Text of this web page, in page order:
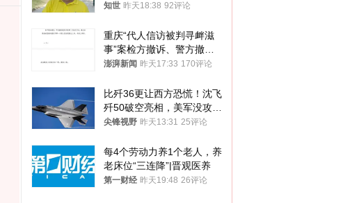
知世 昨天18:38 92评论
重庆“代人信访被判寻衅滋
事”案检方撤诉、警方撤
案，两被告人获国赔
澎湃新闻 昨天17:33 170评论
比歼36更让西方恐慌！沈飞
歼50破空亮相，美军没攻克
的技术被拿下
尖锋视野 昨天13:31 25评论
每4个劳动力养1个老人，养
老床位“三连降”|晋观医养
第一财经 昨天19:48 26评论